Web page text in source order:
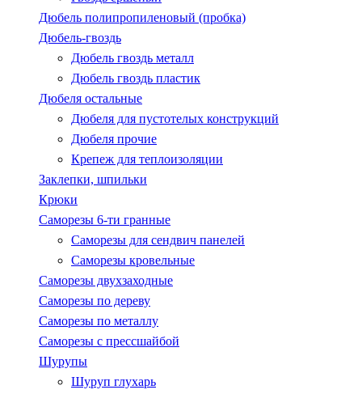
Дюбель полипропиленовый (пробка)
Дюбель-гвоздь
Дюбель гвоздь металл
Дюбель гвоздь пластик
Дюбеля остальные
Дюбеля для пустотелых конструкций
Дюбеля прочие
Крепеж для теплоизоляции
Заклепки, шпильки
Крюки
Саморезы 6-ти гранные
Саморезы для сендвич панелей
Саморезы кровельные
Саморезы двухзаходные
Саморезы по дереву
Саморезы по металлу
Саморезы с пресcшайбой
Шурупы
Шуруп глухарь